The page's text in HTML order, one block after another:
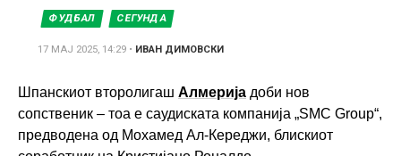
ФУДБАЛ СЕГУНДА
17 МАЈ 2025, 14:29 • ИВАН ДИМОВСКИ
Шпанскиот второлигаш Алмерија доби нов
сопственик – тоа е саудиската компанија „SMC Group“,
предводена од Мохамед Ал-Кереджи, блискиот